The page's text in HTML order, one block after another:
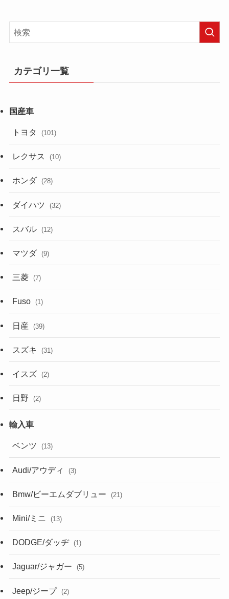
カテゴリ一覧
トヨタ (101)
レクサス (10)
ホンダ (28)
ダイハツ (32)
スバル (12)
マツダ (9)
三菱 (7)
Fuso (1)
日産 (39)
スズキ (31)
イスズ (2)
日野 (2)
ベンツ (13)
Audi/アウディ (3)
Bmw/ビーエムダブリュー (21)
Mini/ミニ (13)
DODGE/ダッヂ (1)
Jaguar/ジャガー (5)
Jeep/ジープ (2)